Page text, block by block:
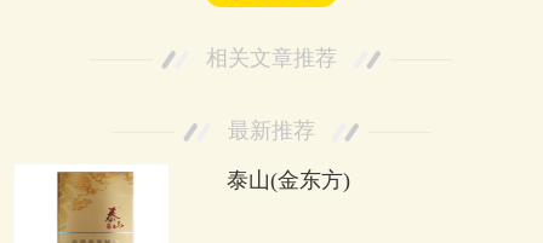
相关文章推荐
最新推荐
泰山(金东方)